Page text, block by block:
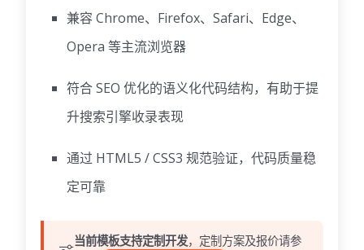
兼容 Chrome、Firefox、Safari、Edge、
Opera 等主流浏览器
符合 SEO 优化的语义化代码结构，有助于提
升搜索引擎收录表现
通过 HTML5 / CSS3 规范验证，代码质量稳
定可靠
当前模板支持定制开发，定制方案及报价请参